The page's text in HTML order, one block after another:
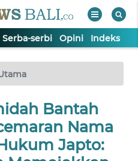
Serba-serbi Opini Indeks
Bantah
Nama
Japto: